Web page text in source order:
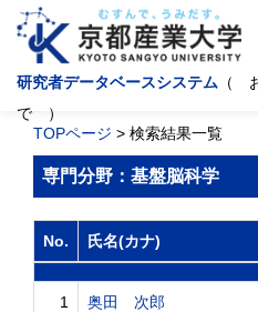
研究者データベースシステム （
で ）
TOPページ > 検索結果一覧
専門分野：基盤脳科学
No. 氏名(カナ)
1
奥田 次郎